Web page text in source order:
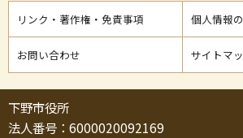
リンク・著作権・免責事項 個人情報
お問い合わせ サイトマ
下野市役所
法人番号：6000020092169